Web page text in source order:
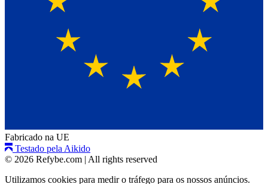
Fabricado na UE
Testado pela Aikido
© 2026 Refybe.com | All rights reserved
Utilizamos cookies para medir o tráfego para os nossos anúncios.